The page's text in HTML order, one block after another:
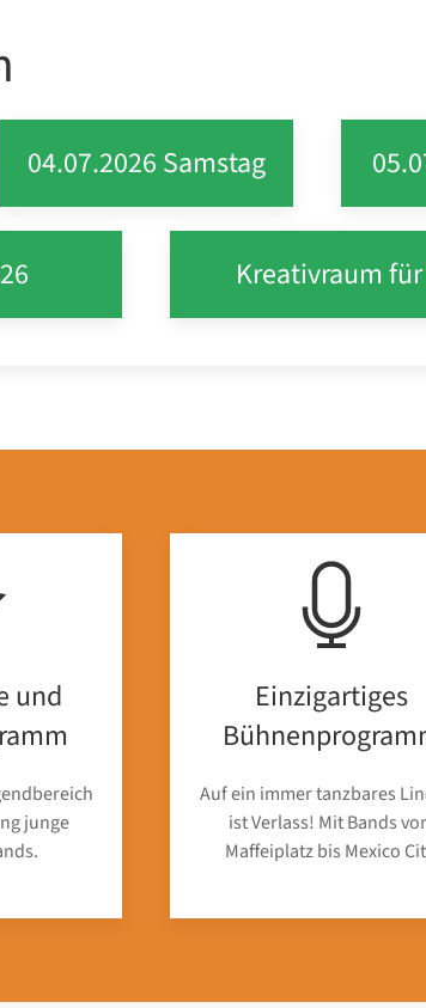
04.07.2026 Samstag
Kreativraum
und
junge
Einzigartiges
Auf ein immer tanzbares
ist Verlass! Mit Bands
Maffeiplatz bis Mexico